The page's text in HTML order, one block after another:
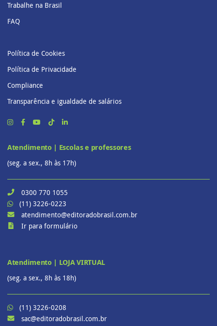
Trabalhe na Brasil
FAQ
Política de Cookies
Política de Privacidade
Compliance
Transparência e igualdade de salários
Atendimento | Escolas e professores
(seg. a sex., 8h às 17h)
0300 770 1055
(11) 3226-0223
atendimento@editoradobrasil.com.br
Ir para formulário
Atendimento | LOJA VIRTUAL
(seg. a sex., 8h às 18h)
(11) 3226-0208
sac@editoradobrasil.com.br